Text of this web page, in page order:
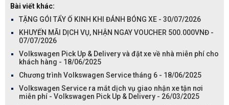
Bài viết khác:
TẶNG GÓI TẨY Ố KINH KHI ĐÁNH BÓNG XE - 30/07/2026
KHUYẾN MÃI DỊCH VỤ, NHẬN NGAY VOUCHER 500.000VNĐ -
07/07/2026
Volkswagen Pick Up & Delivery và đặt xe về nhà miễn phí cho
khách hàng - 18/06/2025
Chương trình Volkswagen Service tháng 6 - 18/06/2025
Volkswagen Service ra mắt dịch vụ giao nhận xe tận nơi
miễn phí - Volkswagen Pick Up & Delivery - 26/03/2025